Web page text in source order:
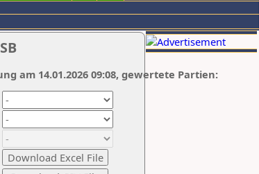
am 14.01.2026 09:08, gewertete Partien: